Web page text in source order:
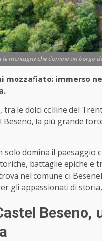
le montagne che domina un borgo
mozzafiato: immerso
tra le dolci colline del
la più grande
domina il paesaggio
battaglie epiche
nel comune di
gli appassionati di